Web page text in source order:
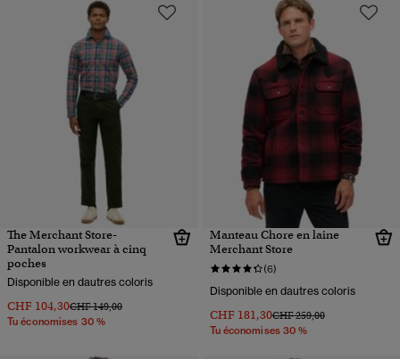
The Merchant Store-
Pantalon workwear à cinq
poches
Disponible en dautres coloris
CHF 104,30Prix réduit de
CHF 149,00à
Tu économises 30 %
Manteau Chore en laine
Merchant Store
(6)
Disponible en dautres coloris
CHF 181,30Prix réduit de
CHF 259,00à
Tu économises 30 %